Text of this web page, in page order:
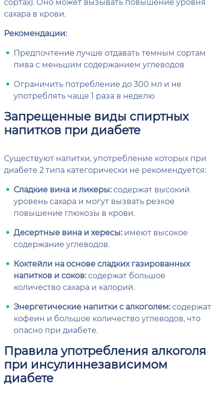
сахара в крови.
Рекомендации:
Предпочтение лучше отдавать темным сортам
пива с меньшим содержанием углеводов
Ограничить потребление до 300 мл и не
употреблять чаще 1 раза в неделю
Запрещенные виды спиртных
напитков при диабете
Существуют напитки, употребление которых при
диабете 2 типа категорически не рекомендуется:
Сладкие вина и ликеры:содержат высокий
уровень сахара и могут вызвать резкое
повышение глюкозы в крови.
Десертные вина и хересы:имеют высокое
содержание углеводов.
Коктейли на основе сладких газированных
напитков и соков:содержат большое
количество сахара и калорий.
Энергетические напитки с алкоголем:содержат
кофеин и большое количество углеводов, что
опасно при диабете.
Правила употребления алкоголя
при инсулиннезависимом
диабете